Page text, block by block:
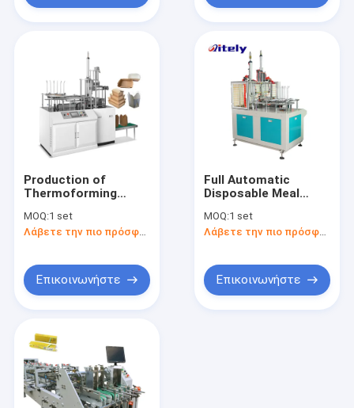
προϊόντα
Σχετικά με εμάς
Production of
Thermoforming
Box Degradable Food
Container Making
MOQ:1 set
Λάβετε την πιο πρόσφατη τιμή
Επικοινωνήστε
Full Automatic
Disposable Meal
100-400g/m2 PE
Coated High Speed ​​
Making Machine
MOQ:1 set
Επικοινωνήστε